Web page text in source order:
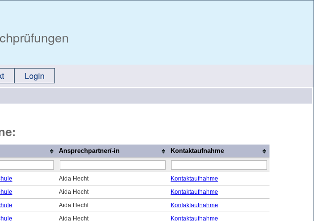
Login
Ansprechpartner/-in Kontaktaufnahme
Aida Hecht
Kontaktaufnahme
Aida Hecht
Kontaktaufnahme
Aida Hecht
Kontaktaufnahme
Aida Hecht Kontaktaufnahme